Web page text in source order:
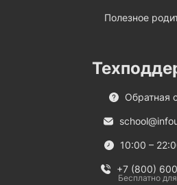
Полезное
Обратная
10:00 –
+7 (800)
Бесплатно